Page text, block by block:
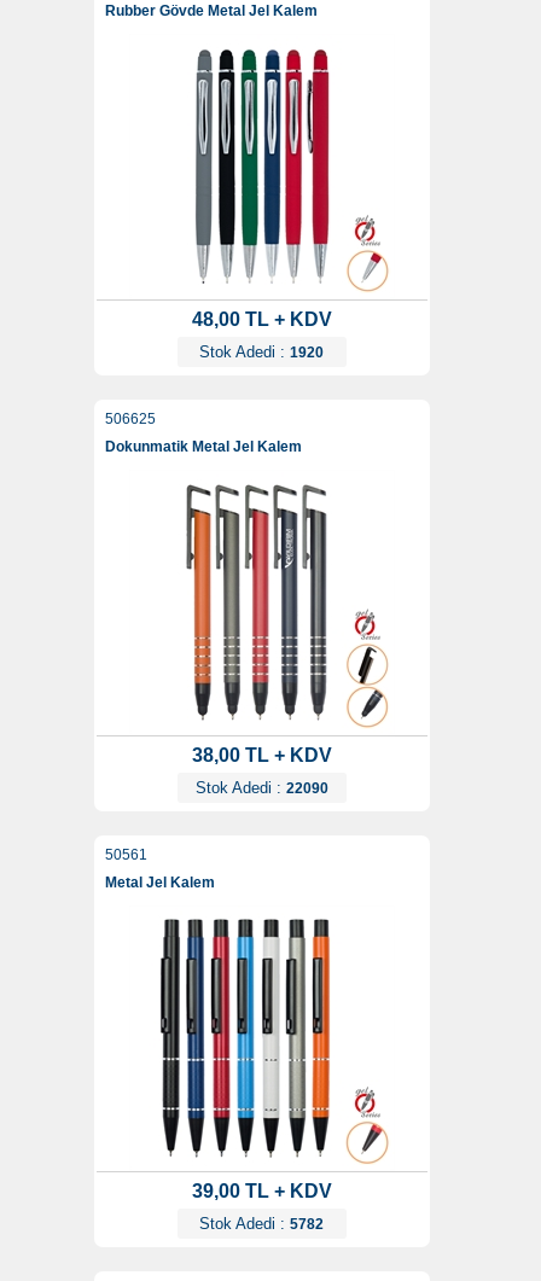
Rubber Gövde Metal Jel Kalem
48,00 TL + KDV
Stok Adedi : 1920
506625
Dokunmatik Metal Jel Kalem
38,00 TL + KDV
Stok Adedi : 22090
50561
Metal Jel Kalem
39,00 TL + KDV
Stok Adedi : 5782